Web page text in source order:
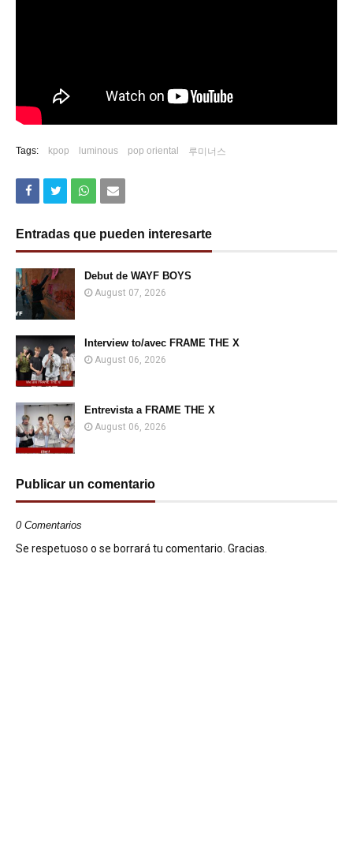
Tags: kpop luminous pop oriental 루미너스
Entradas que pueden interesarte
Debut de WAYF BOYS
August 07, 2026
Interview to/avec FRAME THE X
August 06, 2026
Entrevista a FRAME THE X
August 06, 2026
Publicar un comentario
0 Comentarios
Se respetuoso o se borrará tu comentario. Gracias.